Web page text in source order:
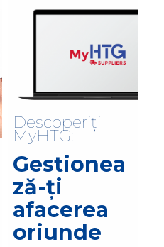
Descoperiți
MyHTG:
Gestionea
ză-ți
afacerea
oriunde